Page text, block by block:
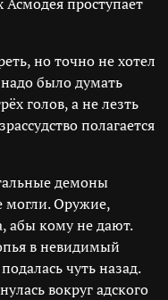
но точно не хотел
было думать
голов, а не лезть
полагается
демоны
могли. Оружие,
абы кому не дают.
в невидимый
чуть назад.
вокруг адского